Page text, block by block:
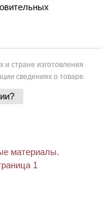
стране изготовления
сведениях о товаре.